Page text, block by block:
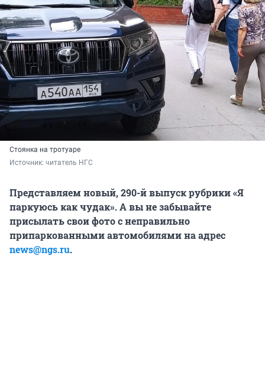
Стоянка на тротуаре
Источник: читатель НГС
Представляем новый, 290-й выпуск рубрики «Я
паркуюсь как чудак».А вы незабывайте
присылать свои фото с неправильно
припаркованными автомобилямина адрес
news@ngs.ru.